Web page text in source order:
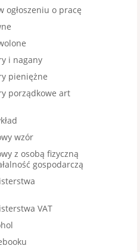
ogłoszeniu o pracę
i nagany
pieniężne
porządkowe art
wzór
z osobą fizyczną
gospodarczą
VAT